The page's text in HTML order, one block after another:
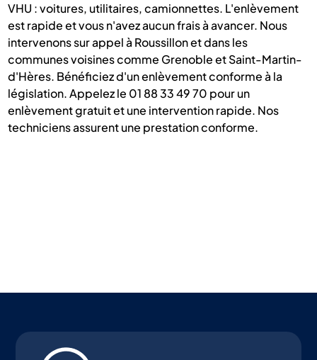
VHU : voitures, utilitaires, camionnettes. L'enlèvement
est rapide et vous n'avez aucun frais à avancer. Nous
intervenons sur appel à Roussillon et dans les
communes voisines comme Grenoble et Saint-Martin-
d'Hères. Bénéficiez d'un enlèvement conforme à la
législation. Appelez le 01 88 33 49 70 pour un
enlèvement gratuit et une intervention rapide. Nos
techniciens assurent une prestation conforme.